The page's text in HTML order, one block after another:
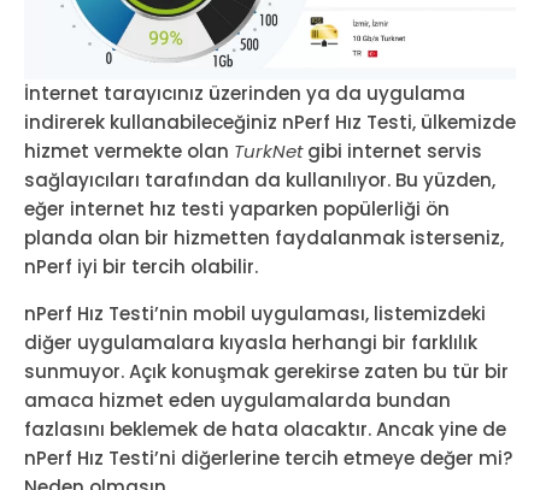
İnternet tarayıcınız üzerinden ya da uygulama
indirerek kullanabileceğiniz nPerf Hız Testi, ülkemizde
hizmet vermekte olan TurkNetgibi internet servis
sağlayıcıları tarafından da kullanılıyor. Bu yüzden,
eğer internet hız testi yaparken popülerliği ön
planda olan bir hizmetten faydalanmak isterseniz,
nPerf iyi bir tercih olabilir.
nPerf Hız Testi’nin mobil uygulaması, listemizdeki
diğer uygulamalara kıyasla herhangi bir farklılık
sunmuyor. Açık konuşmak gerekirse zaten bu tür bir
amaca hizmet eden uygulamalarda bundan
fazlasını beklemek de hata olacaktır. Ancak yine de
nPerf Hız Testi’ni diğerlerine tercih etmeye değer mi?